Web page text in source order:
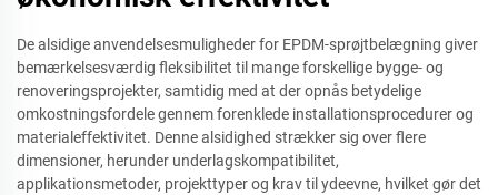
De alsidige anvendelsesmuligheder for EPDM-sprøjtbelægning giver
bemærkelsesværdig fleksibilitet til mange forskellige bygge- og
renoveringsprojekter, samtidig med at der opnås betydelige
omkostningsfordele gennem forenklede installationsprocedurer og
materialeffektivitet. Denne alsidighed strækker sig over flere
dimensioner, herunder underlagskompatibilitet,
applikationsmetoder, projekttyper og krav til ydeevne, hvilket gør det